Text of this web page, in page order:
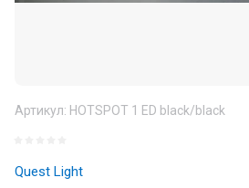
Артикул: HOTSPOT 1 ED black/black
Quest Light